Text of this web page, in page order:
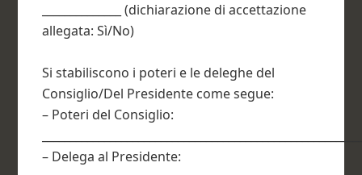
______________ (dichiarazione di accettazione
allegata: Sì/No)
Si stabiliscono i poteri e le deleghe del
Consiglio/Del Presidente come segue:
– Poteri del Consiglio:
– Delega al Presidente: